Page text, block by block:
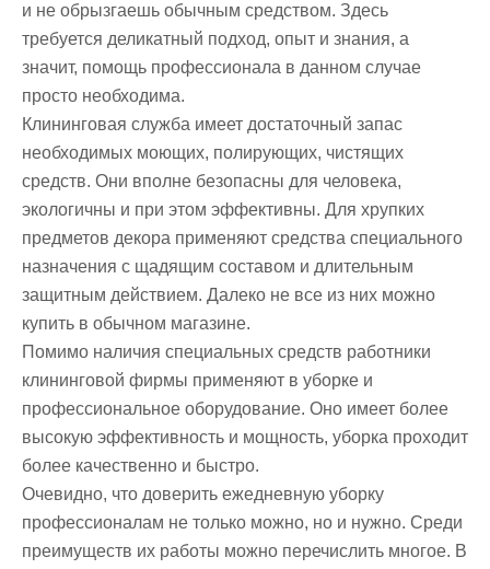
и не обрызгаешь обычным средством. Здесь
требуется деликатный подход, опыт и знания, а
значит, помощь профессионала в данном случае
просто необходима.
Клининговая служба имеет достаточный запас
необходимых моющих, полирующих, чистящих
средств. Они вполне безопасны для человека,
экологичны и при этом эффективны. Для хрупких
предметов декора применяют средства специального
назначения с щадящим составом и длительным
защитным действием. Далеко не все из них можно
купить в обычном магазине.
Помимо наличия специальных средств работники
клининговой фирмы применяют в уборке и
профессиональное оборудование. Оно имеет более
высокую эффективность и мощность, уборка проходит
более качественно и быстро.
Очевидно, что доверить ежедневную уборку
профессионалам не только можно, но и нужно. Среди
преимуществ их работы можно перечислить многое. В